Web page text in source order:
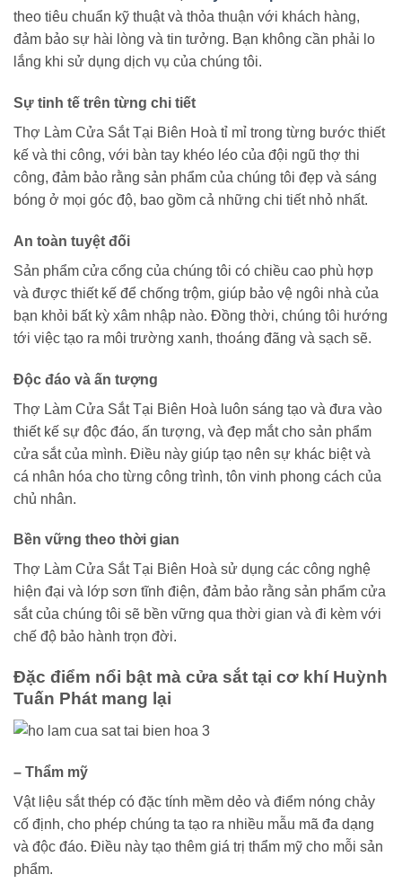
theo tiêu chuẩn kỹ thuật và thỏa thuận với khách hàng,
đảm bảo sự hài lòng và tin tưởng. Bạn không cần phải lo
lắng khi sử dụng dịch vụ của chúng tôi.
Sự tinh tế trên từng chi tiết
Thợ Làm Cửa Sắt Tại Biên Hoà tỉ mỉ trong từng bước thiết
kế và thi công, với bàn tay khéo léo của đội ngũ thợ thi
công, đảm bảo rằng sản phẩm của chúng tôi đẹp và sáng
bóng ở mọi góc độ, bao gồm cả những chi tiết nhỏ nhất.
An toàn tuyệt đối
Sản phẩm cửa cổng của chúng tôi có chiều cao phù hợp
và được thiết kế để chống trộm, giúp bảo vệ ngôi nhà của
bạn khỏi bất kỳ xâm nhập nào. Đồng thời, chúng tôi hướng
tới việc tạo ra môi trường xanh, thoáng đãng và sạch sẽ.
Độc đáo và ấn tượng
Thợ Làm Cửa Sắt Tại Biên Hoà luôn sáng tạo và đưa vào
thiết kế sự độc đáo, ấn tượng, và đẹp mắt cho sản phẩm
cửa sắt của mình. Điều này giúp tạo nên sự khác biệt và
cá nhân hóa cho từng công trình, tôn vinh phong cách của
chủ nhân.
Bền vững theo thời gian
Thợ Làm Cửa Sắt Tại Biên Hoà sử dụng các công nghệ
hiện đại và lớp sơn tĩnh điện, đảm bảo rằng sản phẩm cửa
sắt của chúng tôi sẽ bền vững qua thời gian và đi kèm với
chế độ bảo hành trọn đời.
Đặc điểm nổi bật mà cửa sắt tại cơ khí Huỳnh
Tuấn Phát mang lại
– Thẩm mỹ
Vật liệu sắt thép có đặc tính mềm dẻo và điểm nóng chảy
cố định, cho phép chúng ta tạo ra nhiều mẫu mã đa dạng
và độc đáo. Điều này tạo thêm giá trị thẩm mỹ cho mỗi sản
phẩm.